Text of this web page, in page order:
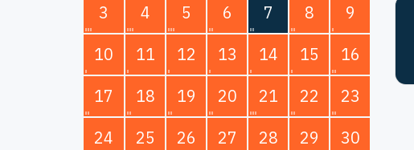
3
4 5 6 7 8
9
10
11 12 13 14 15
16
17
18 19 20 21 22
23
24
25 26 27 28 29
30